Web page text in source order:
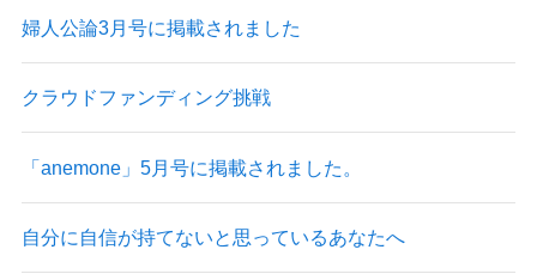
婦人公論3月号に掲載されました
クラウドファンディング挑戦
「anemone」5月号に掲載されました。
自分に自信が持てないと思っているあなたへ